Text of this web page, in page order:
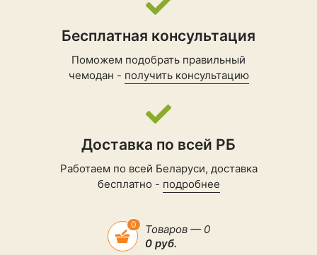
Бесплатная консультация
Поможем подобрать правильный
чемодан - получить консультацию
Доставка по всей РБ
Работаем по всей Беларуси, доставка
бесплатно - подробнее
0
Товаров — 0
0 руб.